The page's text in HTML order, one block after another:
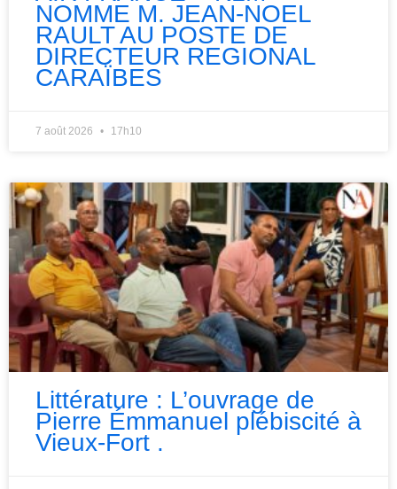
NOMME M. JEAN-NOEL
RAULT AU POSTE DE
DIRECTEUR REGIONAL
CARAÏBES
7 août 2026 17h10
Littérature : L’ouvrage de
Pierre Émmanuel plébiscité à
Vieux-Fort .